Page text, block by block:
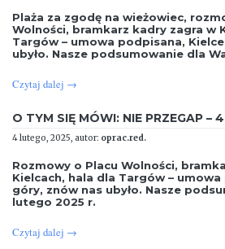
Plaża za zgodę na wieżowiec,
Wolności, bramkarz kadry zagra w
Targów – umowa podpisana,
ubyło. Nasze podsumowanie dla
Czytaj dalej →
O TYM SIĘ MÓWI: NIE PRZEGAP –
4 lutego, 2025, autor: oprac.red.
Rozmowy o Placu Wolności,
Kielcach, hala dla Targów –
góry, znów nas ubyło. Nasze
lutego 2025 r.
Czytaj dalej →